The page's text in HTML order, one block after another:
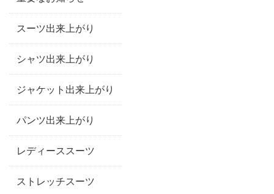
スーツ出来上がり
シャツ出来上がり
ジャケット出来上がり
パンツ出来上がり
レディーススーツ
ストレッチスーツ